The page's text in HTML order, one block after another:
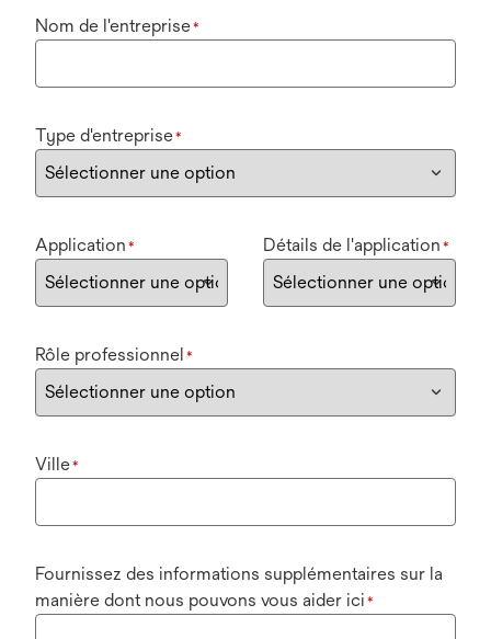
Nom de l'entreprise*
Type d'entreprise*
Application * Détails de l'application *
Rôle professionnel *
Ville*
Fournissez des informations supplémentaires sur la
manière dont nous pouvons vous aider ici *